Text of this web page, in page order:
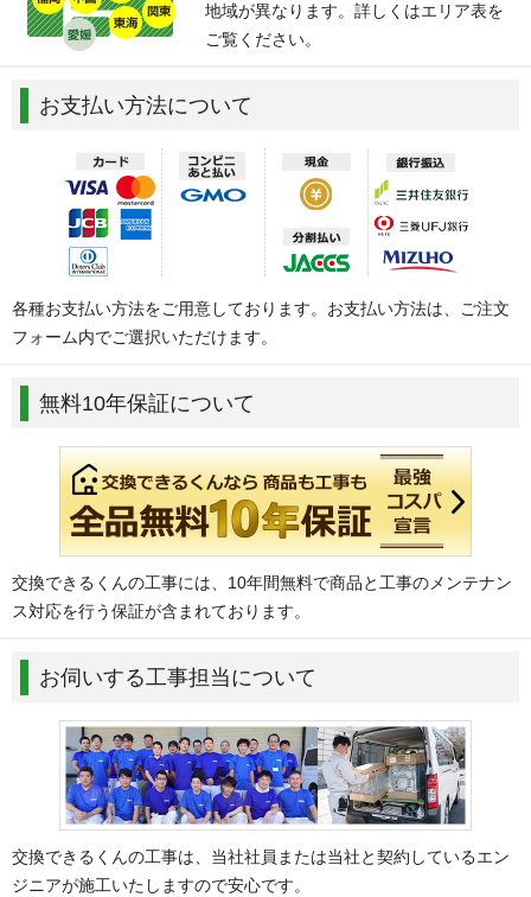
地域が異なります。詳しくはエリア表を
ご覧ください。
お支払い方法について
各種お支払い方法をご用意しております。お支払い方法は、ご注文
フォーム内でご選択いただけます。
無料10年保証について
交換できるくんの工事には、10年間無料で商品と工事のメンテナン
ス対応を行う保証が含まれております。
お伺いする工事担当について
交換できるくんの工事は、当社社員または当社と契約しているエン
ジニアが施工いたしますので安心です。